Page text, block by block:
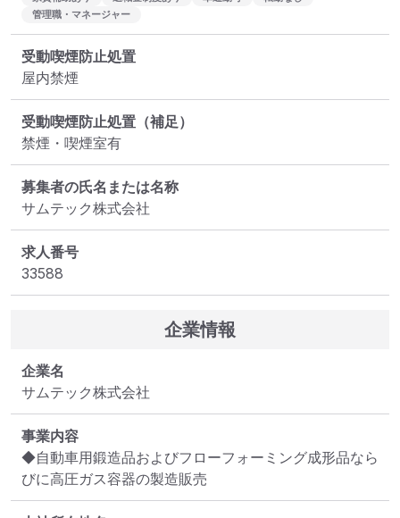
管理職・マネージャー
受動喫煙防止処置
屋内禁煙
受動喫煙防止処置（補足）
禁煙・喫煙室有
募集者の氏名または名称
サムテック株式会社
求人番号
33588
企業情報
企業名
サムテック株式会社
事業内容
◆⾃動⾞⽤鍛造品およびフローフォーミング成形品なら
びに⾼圧ガス容器の製造販売